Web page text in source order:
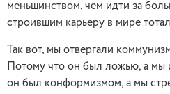
меньшинством, чем идти за
строившим карьеру в мире
Так вот, мы отвергали
Потому что он был ложью, а мы
он был конформизмом, а мы